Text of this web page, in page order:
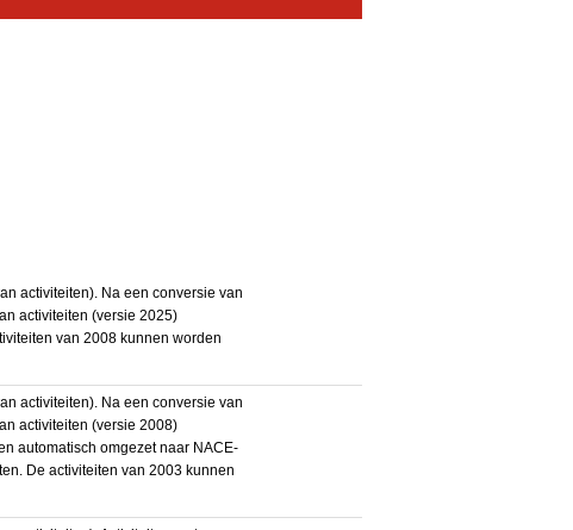
activiteiten). Na een conversie van
activiteiten (versie 2025)
van 2008 kunnen worden
activiteiten). Na een conversie van
activiteiten (versie 2008)
automatisch omgezet naar NACE-
De activiteiten van 2003 kunnen